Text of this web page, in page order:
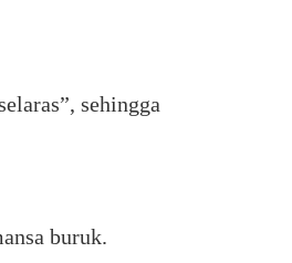
sehingga
buruk.